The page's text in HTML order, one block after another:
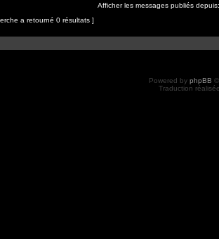
Afficher les messages publiés depuis:
a retourné 0 résultats ]
Powered by phpBB
Traduction